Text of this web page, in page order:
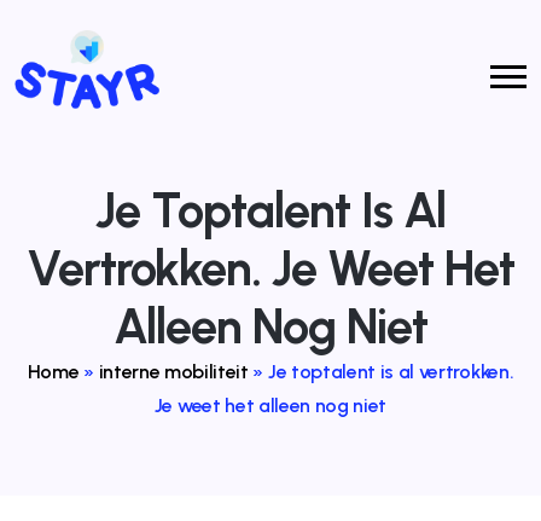
Je Toptalent Is Al
Vertrokken. Je Weet Het
Alleen Nog Niet
Home » interne mobiliteit » Je toptalent is al vertrokken.
Je weet het alleen nog niet